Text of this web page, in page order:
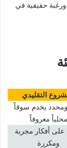
حقيقية في
التقليدي
يخدم سوقاً
محلياً معروفاً
على أفكار مجربة
ومكررة